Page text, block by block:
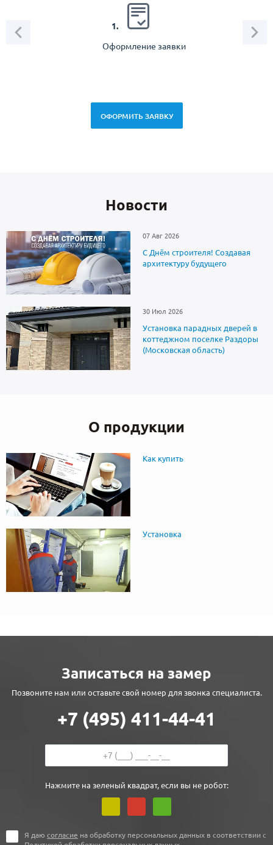
1.
Оформление заявки
ОФОРМИТЬ ЗАЯВКУ
Новоcти
07 Авг 2026
С Днём строителя! Создавая
архитектуру будущего
30 Июл 2026
Установка парадных дверей в
коттеджном поселке Раздоры
(Московская область)
О продукции
Как купить
Установка
Записаться на замер
Позвоните нам или оставьте свой номер для звонка специалиста.
+7 (495) 411-44-41
Нажмите на зеленый квадрат, если вы не робот:
Я даю согласие на обработку персональных данных в соответствии с